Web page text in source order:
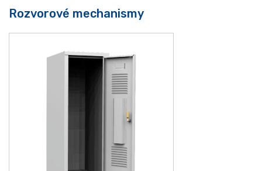
Rozvorové mechanismy